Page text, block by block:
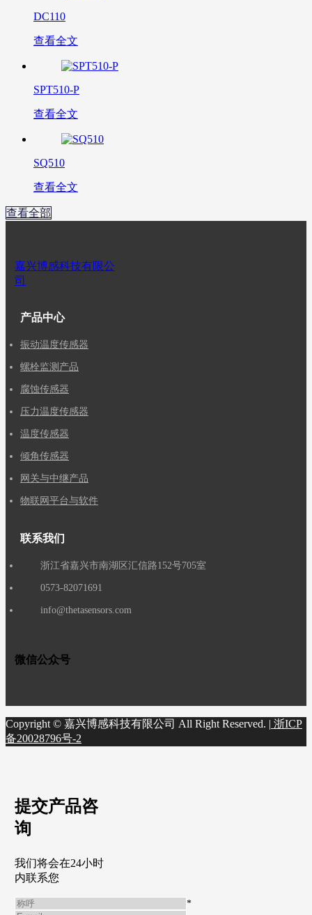
DC110
查看全文
SPT510-P
查看全文
SQ510
查看全文
查看全部
嘉兴博感科技有限公
司
产品中心
振动温度传感器
螺栓监测产品
腐蚀传感器
压力温度传感器
温度传感器
倾角传感器
网关与中继产品
物联网平台与软件
联系我们
浙江省嘉兴市南湖区汇信路152号705室
0573-82071691
info@thetasensors.com
微信公众号
Copyright © 嘉兴博感科技有限公司 All Right Reserved. | 浙ICP
备20028796号-2
提交产品咨
询
我们将会在24小时
内联系您
*